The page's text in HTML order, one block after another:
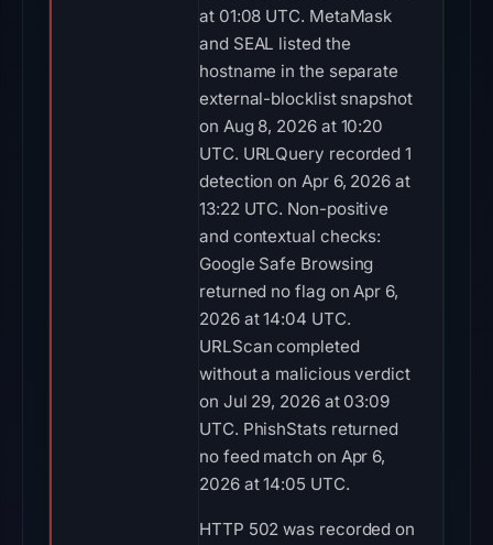
at 01:08 UTC. MetaMask
and SEAL listed the
hostname in the separate
external-blocklist snapshot
on Aug 8, 2026 at 10:20
UTC. URLQuery recorded 1
detection on Apr 6, 2026 at
13:22 UTC. Non-positive
and contextual checks:
Google Safe Browsing
returned no flag on Apr 6,
2026 at 14:04 UTC.
URLScan completed
without a malicious verdict
on Jul 29, 2026 at 03:09
UTC. PhishStats returned
no feed match on Apr 6,
2026 at 14:05 UTC.
HTTP 502 was recorded on